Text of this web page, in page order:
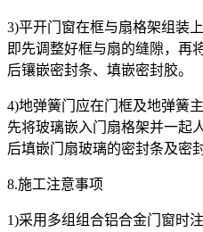
3)平开门窗在框与扇格架组装
即先调整好框与扇的缝隙，再
后镶嵌密封条、填嵌密封胶。
4)地弹簧门应在门框及地弹簧
先将玻璃嵌入门扇格架并一起
后填嵌门扇玻璃的密封条及密封
8.施工注意事项
1)采用多组组合铝合金门窗时